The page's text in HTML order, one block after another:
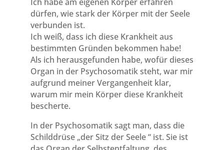
dürfen, wie stark der Körper mit der Seele
verbunden ist.
Ich weiß, dass ich diese Krankheit aus
bestimmten Gründen bekommen habe!
Als ich herausgefunden habe, wofür dieses
Organ in der Psychosomatik steht, war mir
aufgrund meiner Vergangenheit klar,
warum mir mein Körper diese Krankheit
bescherte.
In der Psychosomatik sagt man, dass die
Schilddrüse „der Sitz der Seele “ ist. Sie ist